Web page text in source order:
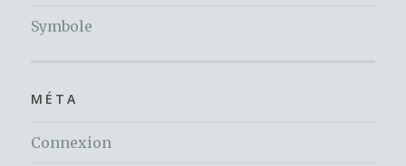
Symbole
MÉTA
Connexion